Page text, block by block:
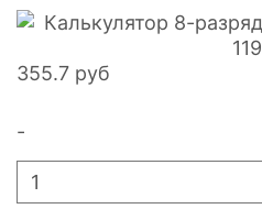
355.7 руб
-